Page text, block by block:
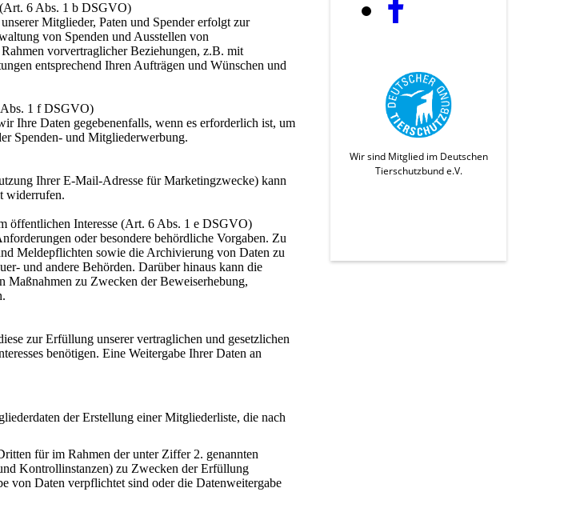
6 Abs. 1 b DSGVO)
Mitglieder, Paten und Spender erfolgt zur
von Spenden und Ausstellen von
vorvertraglicher Beziehungen, z.B. mit
entsprechend Ihren Aufträgen und Wünschen und
Abs. 1 f DSGVO)
Ihre Daten gegebenenfalls, wenn es erforderlich ist, um
Spenden- und Mitgliederwerbung.
Ihrer E-Mail-Adresse für Marketingzwecke) kann
widerrufen.
öffentlichen Interesse (Art. 6 Abs. 1 e DSGVO)
oder besondere behördliche Vorgaben. Zu
Meldepflichten sowie die Archivierung von Daten zu
und andere Behörden. Darüber hinaus kann die
Maßnahmen zu Zwecken der Beweiserhebung,
zur Erfüllung unserer vertraglichen und gesetzlichen
benötigen. Eine Weitergabe Ihrer Daten an
der Erstellung einer Mitgliederliste, die nach
für im Rahmen der unter Ziffer 2. genannten
Kontrollinstanzen) zu Zwecken der Erfüllung
von Daten verpflichtet sind oder die Datenweitergabe
Wir sind Mitglied im Deutschen
Tierschutzbund e.V.